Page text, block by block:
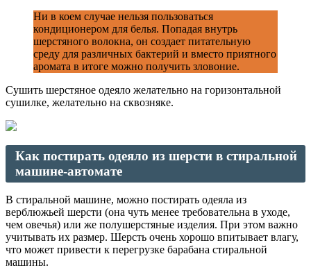
Ни в коем случае нельзя пользоваться
кондиционером для белья. Попадая внутрь
шерстяного волокна, он создает питательную
среду для различных бактерий и вместо приятного
аромата в итоге можно получить зловоние.
Сушить шерстяное одеяло желательно на горизонтальной
сушилке, желательно на сквозняке.
Как постирать одеяло из шерсти в стиральной
машине-автомате
В стиральной машине, можно постирать одеяла из
верблюжьей шерсти (она чуть менее требовательна в уходе,
чем овечья) или же полушерстяные изделия. При этом важно
учитывать их размер. Шерсть очень хорошо впитывает влагу,
что может привести к перегрузке барабана стиральной
машины.